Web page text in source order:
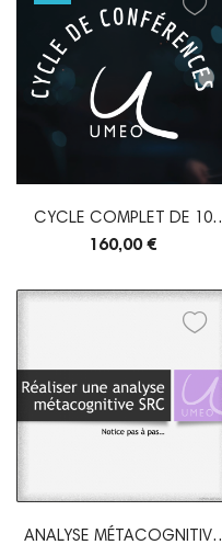
CYCLE COMPLET DE 10
CONFÉRENCES EN LIGNE
160,00 €
ANALYSE MÉTACOGNITIVE